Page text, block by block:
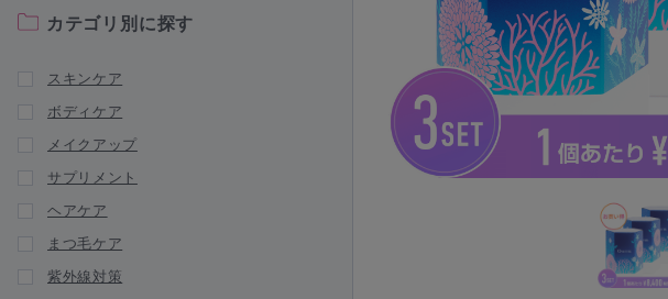
新商品が入荷されました
新商品が入荷されました
NEW BRAND
DERMAFIRM RX（ダーマファーム
RX）
DRX（ディーアールエックス）
カテゴリ別に探す
スキンケア
ボディケア
メイクアップ
サプリメント
ヘアケア
まつ毛ケア
紫外線対策